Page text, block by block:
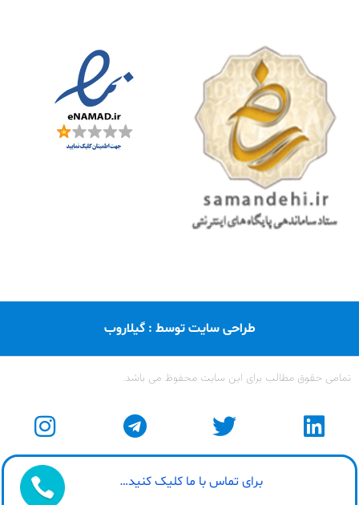
طراحی سایت توسط : گیلاروب
تمامی حقوق مطالب برای این سایت محفوظ می باشد.
برای تماس با ما کلیک کنید…